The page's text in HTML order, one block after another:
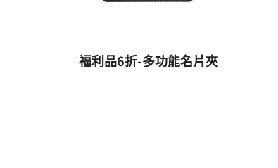
福利品6折-多功能名片夾